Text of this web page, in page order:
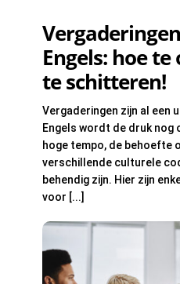
Engels: hoe
te schitteren!
Vergaderingen zijn al een
Engels wordt de druk nog
hoge tempo, de behoefte
verschillende culturele
behendig zijn. Hier zijn
voor [...]